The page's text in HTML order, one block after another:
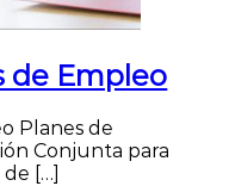
de Empleo
Planes de
Conjunta para
[…]